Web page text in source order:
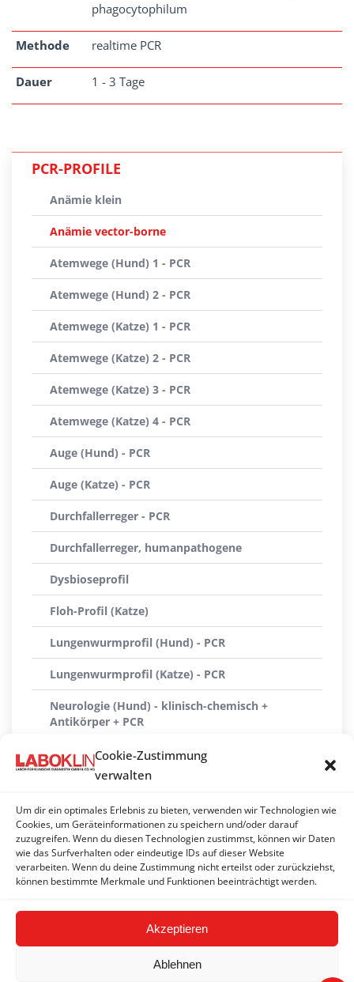
Cookie-Zustimmung
verwalten
Um dir ein optimales Erlebnis zu bieten, verwenden wir Technologien wie
Cookies, um Geräteinformationen zu speichern und/oder darauf
zuzugreifen. Wenn du diesen Technologien zustimmst, können wir Daten
wie das Surfverhalten oder eindeutige IDs auf dieser Website
verarbeiten. Wenn du deine Zustimmung nicht erteilst oder zurückziehst,
können bestimmte Merkmale und Funktionen beeinträchtigt werden.
Akzeptieren
Ablehnen
phagocytophilum
Methode realtime PCR
Dauer 1 - 3 Tage
PCR-PROFILE
Anämie klein
Anämie vector-borne
Atemwege (Hund) 1 - PCR
Atemwege (Hund) 2 - PCR
Atemwege (Katze) 1 - PCR
Atemwege (Katze) 2 - PCR
Atemwege (Katze) 3 - PCR
Atemwege (Katze) 4 - PCR
Auge (Hund) - PCR
Auge (Katze) - PCR
Durchfallerreger - PCR
Durchfallerreger, humanpathogene
Dysbioseprofil
Floh-Profil (Katze)
Lungenwurmprofil (Hund) - PCR
Lungenwurmprofil (Katze) - PCR
Neurologie (Hund) - klinisch-chemisch +
Antikörper + PCR
Neurologie (Hund) klein - klinisch-chemisch + PCR
Neurologie (Katze) - klinisch-chemisch + PCR
Neurologie (Katze) klein - PCR
Reproduktion 1 (Hund) - PCR
Reproduktion 2 - PCR